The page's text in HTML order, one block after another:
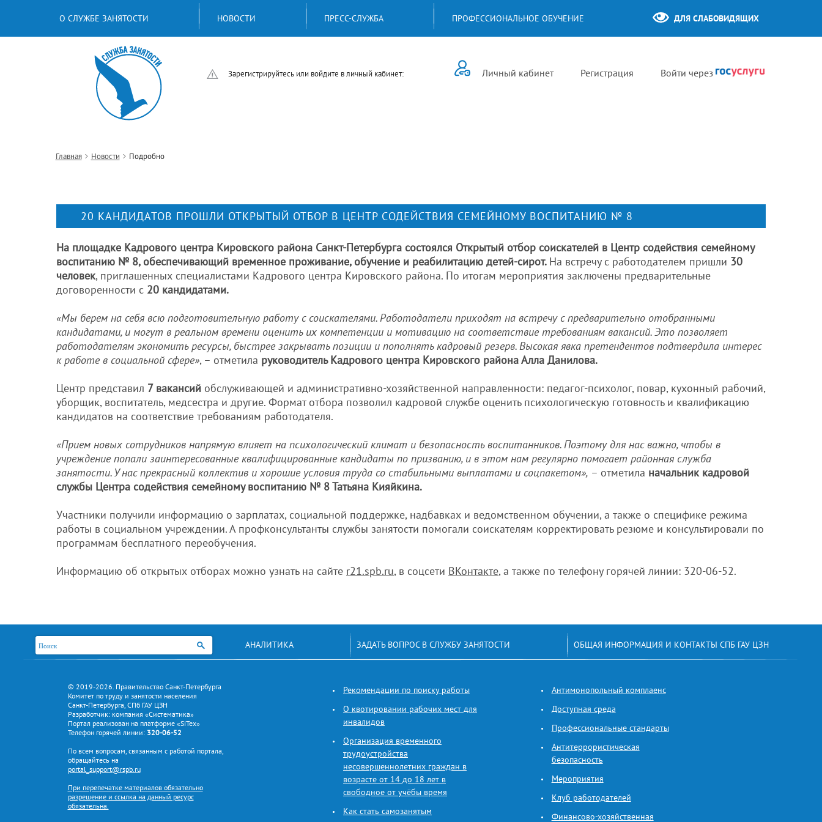
О СЛУЖБЕ ЗАНЯТОСТИ НОВОСТИ ПРЕСС-СЛУЖБА ПРОФЕССИОНАЛЬНОЕ ОБУЧЕНИЕ ДЛЯ СЛАБОВИДЯЩИХ
Зарегистрируйтесь или войдите в личный кабинет: Личный кабинет Регистрация Войти через
Главная Новости Подробно
20 КАНДИДАТОВ ПРОШЛИ ОТКРЫТЫЙ ОТБОР В ЦЕНТР СОДЕЙСТВИЯ СЕМЕЙНОМУ ВОСПИТАНИЮ № 8
На площадке Кадрового центра Кировского района Санкт-Петербурга состоялся Открытый отбор соискателей в Центр содействия семейному
воспитанию № 8, обеспечивающий временное проживание, обучение и реабилитацию детей-сирот. На встречу с работодателем пришли 30
человек, приглашенных специалистами Кадрового центра Кировского района. По итогам мероприятия заключены предварительные
договоренности с 20 кандидатами.
«Мы берем на себя всю подготовительную работу с соискателями. Работодатели приходят на встречу с предварительно отобранными
кандидатами, и могут в реальном времени оценить их компетенции и мотивацию на соответствие требованиям вакансий. Это позволяет
работодателям экономить ресурсы, быстрее закрывать позиции и пополнять кадровый резерв. Высокая явка претендентов подтвердила интерес
к работе в социальной сфере», – отметила руководитель Кадрового центра Кировского района Алла Данилова.
Центр представил 7 вакансий обслуживающей и административно-хозяйственной направленности: педагог-психолог, повар, кухонный рабочий,
уборщик, воспитатель, медсестра и другие. Формат отбора позволил кадровой службе оценить психологическую готовность и квалификацию
кандидатов на соответствие требованиям работодателя.
«Прием новых сотрудников напрямую влияет на психологический климат и безопасность воспитанников. Поэтому для нас важно, чтобы в
учреждение попали заинтересованные квалифицированные кандидаты по призванию, и в этом нам регулярно помогает районная служба
занятости. У нас прекрасный коллектив и хорошие условия труда со стабильными выплатами и соцпакетом», – отметила начальник кадровой
службы Центра содействия семейному воспитанию № 8 Татьяна Кияйкина.
Участники получили информацию о зарплатах, социальной поддержке, надбавках и ведомственном обучении, а также о специфике режима
работы в социальном учреждении. А профконсультанты службы занятости помогали соискателям корректировать резюме и консультировали по
программам бесплатного переобучения.
Информацию об открытых отборах можно узнать на сайте r21.spb.ru, в соцсети ВКонтакте, а также по телефону горячей линии: 320-06-52.
АНАЛИТИКА ЗАДАТЬ ВОПРОС В СЛУЖБУ ЗАНЯТОСТИ ОБЩАЯ ИНФОРМАЦИЯ И КОНТАКТЫ СПБ ГАУ ЦЗН
© 2019-2026. Правительство Санкт-Петербурга
Комитет по труду и занятости населения
Санкт-Петербурга, СПб ГАУ ЦЗН
Разработчик: компания «Систематика»
Портал реализован на платформе «SiTex»
Телефон горячей линии: 320-06-52
По всем вопросам, связанным с работой портала,
обращайтесь на
portal_support@rspb.ru
При перепечатке материалов обязательно
разрешение и ссылка на данный ресурс
обязательна.
Рекомендации по поиску работы
О квотировании рабочих мест для
инвалидов
Организация временного
трудоустройства
несовершеннолетних граждан в
возрасте от 14 до 18 лет в
свободное от учёбы время
Как стать самозанятым
Антимонопольный комплаенс
Доступная среда
Профессиональные стандарты
Антитеррористическая
безопасность
Мероприятия
Клуб работодателей
Финансово-хозяйственная